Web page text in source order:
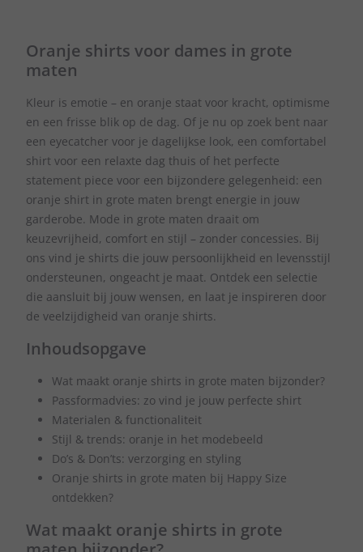
Oranje shirts voor dames in grote
maten
Kleur is emotie – en oranje staat voor kracht, optimisme
en een frisse blik op de dag. Of je nu op zoek bent naar
een eyecatcher voor je dagelijkse look, een comfortabel
shirt voor een relaxte dag thuis of het perfecte
statement piece voor een bijzondere gelegenheid: een
oranje shirt in grote maten brengt energie in jouw
garderobe. Mode in grote maten draait om
keuzevrijheid, comfort en stijl – zonder concessies. Bij
ons vind je shirts die jouw persoonlijkheid en levensstijl
ondersteunen, ongeacht je maat. Ontdek een selectie
die aansluit bij jouw wensen, en laat je inspireren door
de veelzijdigheid van oranje shirts.
Inhoudsopgave
Wat maakt oranje shirts in grote maten bijzonder?
Passformadvies: zo vind je jouw perfecte shirt
Materialen & functionaliteit
Stijl & trends: oranje in het modebeeld
Do’s & Don’ts: verzorging en styling
Oranje shirts in grote maten bij Happy Size
ontdekken?
Wat maakt oranje shirts in grote